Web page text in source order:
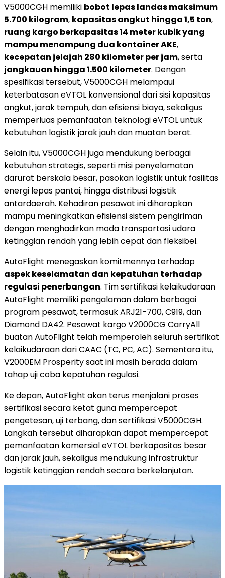
V5000CGH memiliki bobot lepas landas maksimum
5.700 kilogram, kapasitas angkut hingga 1,5 ton,
ruang kargo berkapasitas 14 meter kubik yang
mampu menampung dua kontainer AKE,
kecepatan jelajah 280 kilometer per jam, serta
jangkauan hingga 1.500 kilometer. Dengan
spesifikasi tersebut, V5000CGH melampaui
keterbatasan eVTOL konvensional dari sisi kapasitas
angkut, jarak tempuh, dan efisiensi biaya, sekaligus
memperluas pemanfaatan teknologi eVTOL untuk
kebutuhan logistik jarak jauh dan muatan berat.
Selain itu, V5000CGH juga mendukung berbagai
kebutuhan strategis, seperti misi penyelamatan
darurat berskala besar, pasokan logistik untuk fasilitas
energi lepas pantai, hingga distribusi logistik
antardaerah. Kehadiran pesawat ini diharapkan
mampu meningkatkan efisiensi sistem pengiriman
dengan menghadirkan moda transportasi udara
ketinggian rendah yang lebih cepat dan fleksibel.
AutoFlight menegaskan komitmennya terhadap
aspek keselamatan dan kepatuhan terhadap
regulasi penerbangan. Tim sertifikasi kelaikudaraan
AutoFlight memiliki pengalaman dalam berbagai
program pesawat, termasuk ARJ21-700, C919, dan
Diamond DA42. Pesawat kargo V2000CG CarryAll
buatan AutoFlight telah memperoleh seluruh sertifikat
kelaikudaraan dari CAAC (TC, PC, AC). Sementara itu,
V2000EM Prosperity saat ini masih berada dalam
tahap uji coba kepatuhan regulasi.
Ke depan, AutoFlight akan terus menjalani proses
sertifikasi secara ketat guna mempercepat
pengetesan, uji terbang, dan sertifikasi V5000CGH.
Langkah tersebut diharapkan dapat mempercepat
pemanfaatan komersial eVTOL berkapasitas besar
dan jarak jauh, sekaligus mendukung infrastruktur
logistik ketinggian rendah secara berkelanjutan.